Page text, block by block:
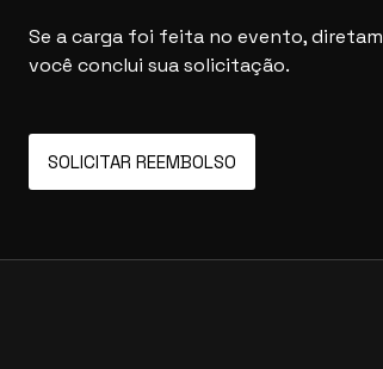
Se a carga foi feita no evento,
você conclui sua solicitação.
SOLICITAR REEMBOLSO